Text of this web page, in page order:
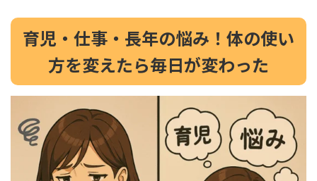
育児・仕事・長年の悩み！体の使い
方を変えたら毎日が変わった